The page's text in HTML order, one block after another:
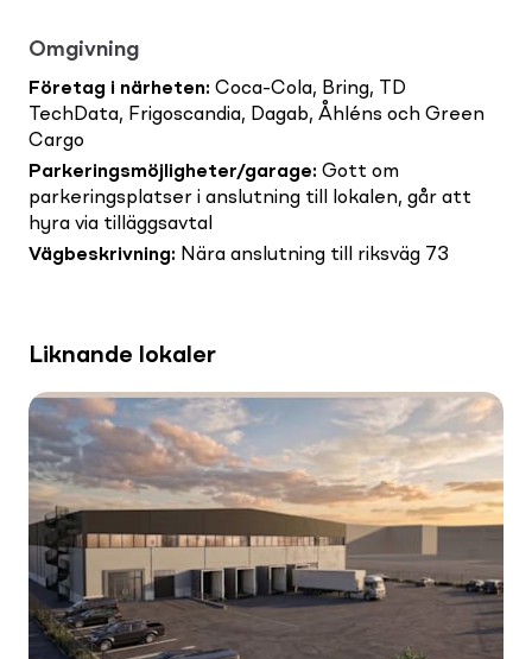
Omgivning
Företag i närheten: Coca-Cola, Bring, TD
TechData, Frigoscandia, Dagab, Åhléns och Green
Cargo
Parkeringsmöjligheter/garage: Gott om
parkeringsplatser i anslutning till lokalen, går att
hyra via tilläggsavtal
Vägbeskrivning: Nära anslutning till riksväg 73
Liknande lokaler